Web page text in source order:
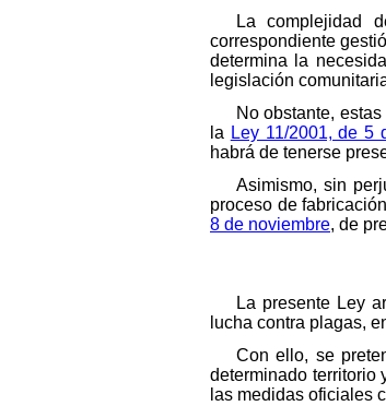
La complejidad
correspondiente
determina la
legislación
No obstante,
la Ley 11/2001, de 5
habrá de tenerse
Asimismo, sin
proceso de
8 de noviembre, de
La presente Ley
lucha contra plagas,
Con ello, se
determinado territorio
las medidas oficiales